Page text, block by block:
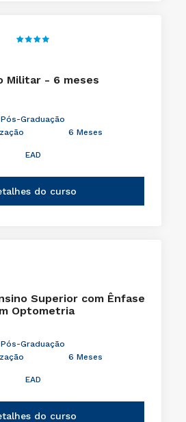
Militar - 6 meses
Pós-Graduação
6 Meses
EAD
do curso
Superior com Ênfase
Optometria
Pós-Graduação
6 Meses
EAD
do curso